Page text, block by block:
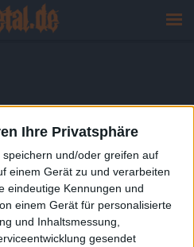
Ihre Privatsphäre
und/oder greifen auf
einem Gerät zu und verarbeiten
eindeutige Kennungen und
einem Gerät für personalisierte
und Inhaltsmessung,
gesendet